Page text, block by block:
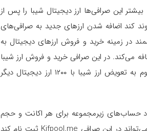
این صرافی‌ها ارز دیجیتال شیبا را پس از
روند کند اضافه شدن ارزهای جدید به صرافی‌های
در زمینه خرید و فروش ارزهای دیجیتال به
می‌کند. در این صرافی خرید و فروش ارز شیبا
با حجم بالا صورت می‌گیرد و کاربران یک میلیونی این صرافی می‌توانند در مواقع لزوم به تعویض ارز شیبا با ۱۲۰۰ ارز دیجیتال دیگر
حساب‌های زیرمجموعه برای هر اکانت و حجم